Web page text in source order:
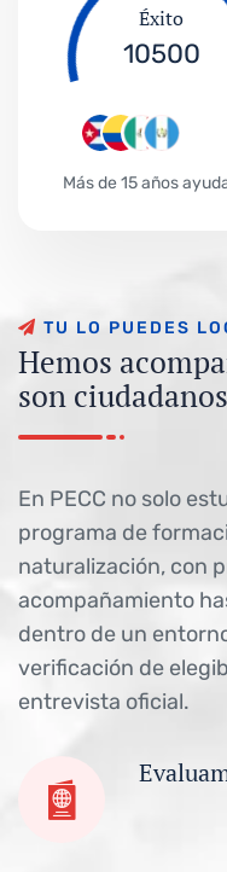
Éxito
10500
Más de 15 años
TU LO PU E D ES LO
Hemos acompa
son ciudadanos
En PECC no solo
programa de
naturalización, con
acompañamiento
dentro de un
verificación de
entrevista oficial.